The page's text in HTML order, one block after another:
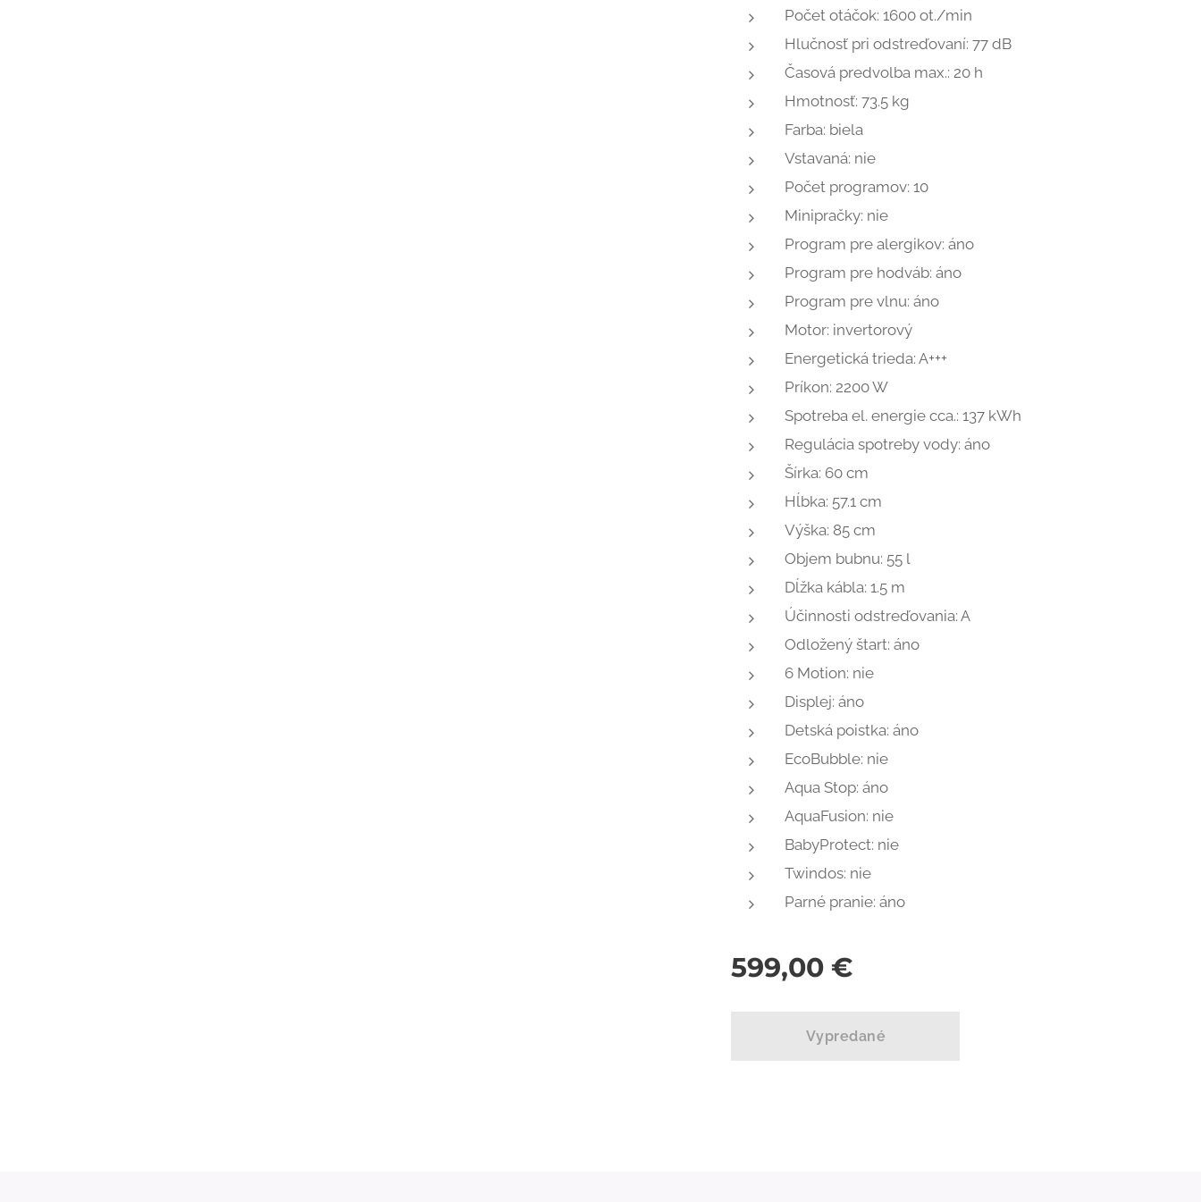
Počet otáčok: 1600 ot./min
Hlučnosť pri odstreďovaní: 77 dB
Časová predvolba max.: 20 h
Hmotnosť: 73.5 kg
Farba: biela
Vstavaná: nie
Počet programov: 10
Minipračky: nie
Program pre alergikov: áno
Program pre hodváb: áno
Program pre vlnu: áno
Motor: invertorový
Energetická trieda: A+++
Príkon: 2200 W
Spotreba el. energie cca.: 137 kWh
Regulácia spotreby vody: áno
Šírka: 60 cm
Hĺbka: 57.1 cm
Výška: 85 cm
Objem bubnu: 55 l
Dĺžka kábla: 1.5 m
Účinnosti odstreďovania: A
Odložený štart: áno
6 Motion: nie
Displej: áno
Detská poistka: áno
EcoBubble: nie
Aqua Stop: áno
AquaFusion: nie
BabyProtect: nie
Twindos: nie
Parné pranie: áno
599,00 €
Vypredané